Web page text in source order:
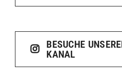
BESUCHE
KANAL